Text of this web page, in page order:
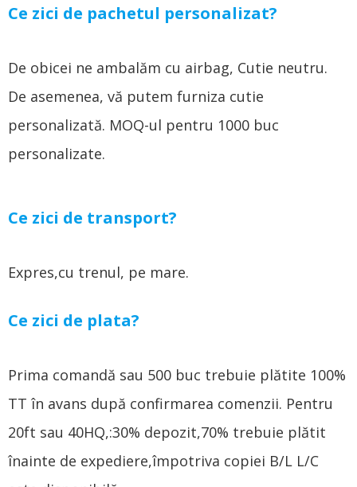
Ce zici de pachetul personalizat?
De obicei ne ambalăm cu airbag, Cutie neutru.
De asemenea, vă putem furniza cutie
personalizată. MOQ-ul pentru 1000 buc
personalizate.
Ce zici de transport?
Expres,cu trenul, pe mare.
Ce zici de plata?
Prima comandă sau 500 buc trebuie plătite 100%
TT în avans după confirmarea comenzii. Pentru
20ft sau 40HQ,:30% depozit,70% trebuie plătit
înainte de expediere,împotriva copiei B/L L/C